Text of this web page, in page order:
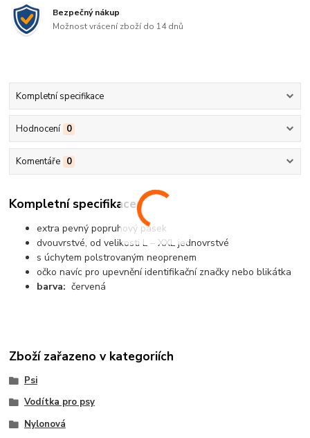
Bezpečný nákup
Možnost vrácení zboží do 14 dnů
Kompletní specifikace
Hodnocení 0
Komentáře 0
Kompletní specifikace
extra pevný popruhový pásek
dvouvrstvé, od velikosti L – XXL jednovrstvé
s úchytem polstrovaným neoprenem
očko navíc pro upevnění identifikační značky nebo blikátka
barva: červená
Zboží zařazeno v kategoriích
Psi
Vodítka pro psy
Nylonová